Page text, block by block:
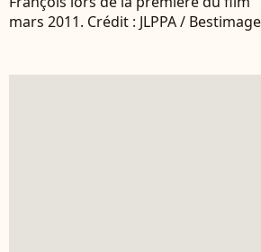
mars 2011. Crédit : JLPPA / Bestimage